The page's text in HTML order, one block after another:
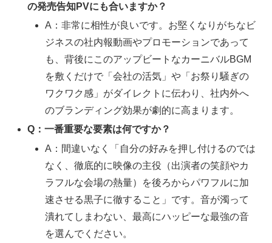
の発売告知PVにも合いますか？
A：非常に相性が良いです。お堅くなりがちなビ
ジネスの社内報動画やプロモーションであって
も、背後にこのアップビートなカーニバルBGM
を敷くだけで「会社の活気」や「お祭り騒ぎの
ワクワク感」がダイレクトに伝わり、社内外へ
のブランディング効果が劇的に高まります。
Q：一番重要な要素は何ですか？
A：間違いなく「自分の好みを押し付けるのでは
なく、徹底的に映像の主役（出演者の笑顔やカ
ラフルな会場の熱量）を後ろからパワフルに加
速させる黒子に徹すること」です。音が濁って
潰れてしまわない、最高にハッピーな最強の音
を選んでください。